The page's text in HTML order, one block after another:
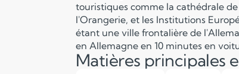
touristiques comme la cathédrale
l'Orangerie, et les Institutions
étant une ville frontalière de
en Allemagne en 10 minutes en
Matières principales